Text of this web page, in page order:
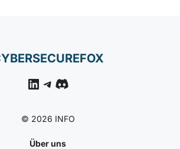
LinkedIn
Telegram
Discord
© 2026 INFO
Über uns